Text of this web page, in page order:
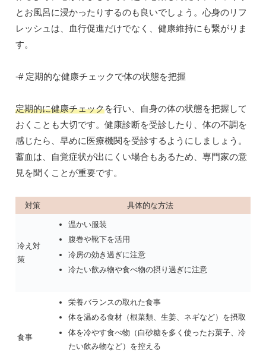
とお風呂に浸かったりするのも良いでしょう。心身のリフ
レッシュは、血行促進だけでなく、健康維持にも繋がりま
す。
-# 定期的な健康チェックで体の状態を把握
定期的に健康チェックを行い、自身の体の状態を把握して
おくことも大切です。健康診断を受診したり、体の不調を
感じたら、早めに医療機関を受診するようにしましょう。
蓄血は、自覚症状が出にくい場合もあるため、専門家の意
見を聞くことが重要です。
対策 具体的な方法
冷え対
策
温かい服装
腹巻や靴下を活用
冷房の効き過ぎに注意
冷たい飲み物や食べ物の摂り過ぎに注意
食事
栄養バランスの取れた食事
体を温める食材（根菜類、生姜、ネギなど）を摂取
体を冷やす食べ物（白砂糖を多く使ったお菓子、冷
たい飲み物など）を控える